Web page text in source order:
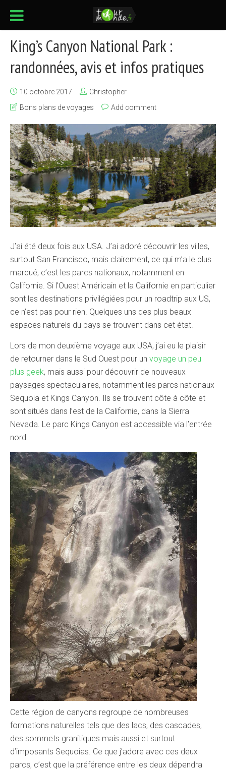
King’s Canyon National Park :
randonnées, avis et infos pratiques
10 octobre 2017
Christopher
Bons plans de voyages
Add comment
J’ai été deux fois aux USA. J’ai adoré découvrir les villes,
surtout San Francisco, mais clairement, ce qui m’a le plus
marqué, c’est les parcs nationaux, notamment en
Californie. Si l’Ouest Américain et la Californie en particulier
sont les destinations privilégiées pour un roadtrip aux US,
ce n’est pas pour rien. Quelques uns des plus beaux
espaces naturels du pays se trouvent dans cet état.
Lors de mon deuxième voyage aux USA, j’ai eu le plaisir
de retourner dans le Sud Ouest pour un voyage un peu
plus geek, mais aussi pour découvrir de nouveaux
paysages spectaculaires, notamment les parcs nationaux
Sequoia et Kings Canyon. Ils se trouvent côte à côte et
sont situés dans l’est de la Californie, dans la Sierra
Nevada. Le parc Kings Canyon est accessible via l’entrée
nord.
Cette région de canyons regroupe de nombreuses
formations naturelles tels que des lacs, des cascades,
des sommets granitiques mais aussi et surtout
d’imposants Sequoias. Ce que j’adore avec ces deux
parcs, c’est que la préférence entre les deux dépendra